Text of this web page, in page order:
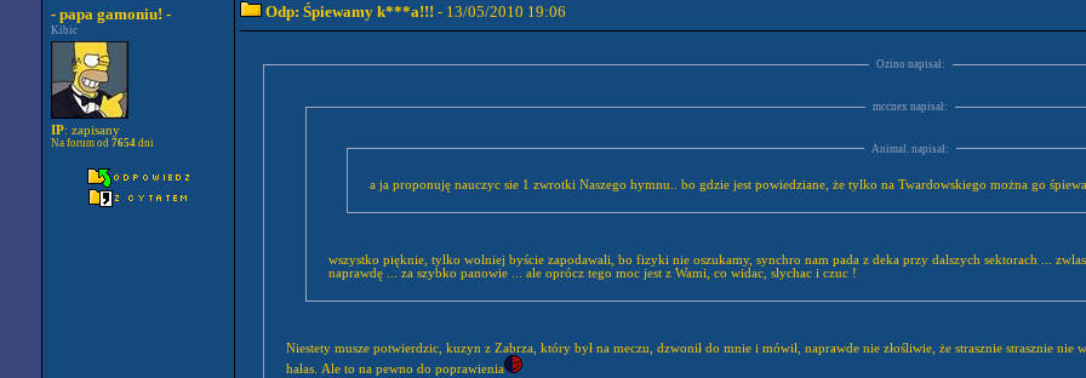
- papa gamoniu! -
Kibic
IP: zapisany
Na forum od 7654 dni
Odp: Śpiewamy k***a!!! - 13/05/2010 19:06
Ozino napisał:
mccnex napisał:
Animal. napisał:
a ja proponuję nauczyc sie 1 zwrotki Naszego hymnu.. bo gdzie jest powiedziane, że tylko na Twardowskiego można go
wszystko pięknie, tylko wolniej byście zapodawali, bo fizyki nie oszukamy, synchro nam pada z deka przy dalszych sektorach ...
naprawdę ... za szybko panowie ... ale oprócz tego moc jest z Wami, co widac, slychac i czuc !
Niestety musze potwierdzic, kuzyn z Zabrza, który był na meczu, dzwonił do mnie i mówił, naprawde nie złośliwie, że strasznie strasznie
hałas. Ale to na pewno do poprawienia